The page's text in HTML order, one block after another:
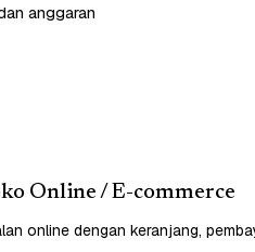
anggaran
Online / E-commerce
online dengan keranjang,